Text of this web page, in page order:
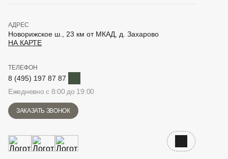
АДРЕС
Новорижское ш., 23 км от МКАД, д. Захарово
НА КАРТЕ
ТЕЛЕФОН
8 (495) 197 87 87
Ежедневно с 8:00 до 19:00
ЗАКАЗАТЬ ЗВОНОК
Наверх